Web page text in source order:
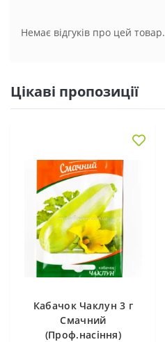
Немає відгуків про цей товар.
Цікаві пропозиції
Кабачок Чаклун 3 г
Смачний
(Проф.насіння)